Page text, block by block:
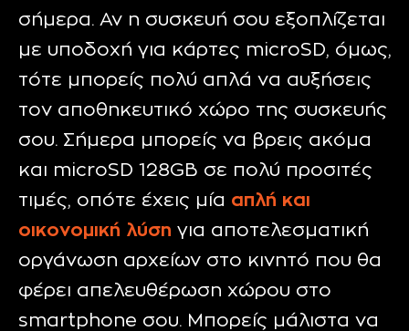
σήμερα. Αν η συσκευή σου εξοπλίζεται
με υποδοχή για κάρτες microSD, όμως,
τότε μπορείς πολύ απλά να αυξήσεις
τον αποθηκευτικό χώρο της συσκευής
σου. Σήμερα μπορείς να βρεις ακόμα
και microSD 128GB σε πολύ προσιτές
τιμές, οπότε έχεις μία απλή και
οικονομική λύση για αποτελεσματική
οργάνωση αρχείων στο κινητό που θα
φέρει απελευθέρωση χώρου στο
smartphone σου. Μπορείς μάλιστα να